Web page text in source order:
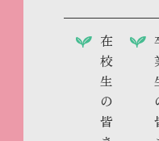
在
校
生
の
皆